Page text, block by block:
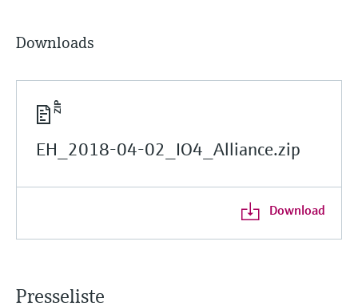
Downloads
EH_2018-04-02_IO4_Alliance.zip
Download
Presseliste